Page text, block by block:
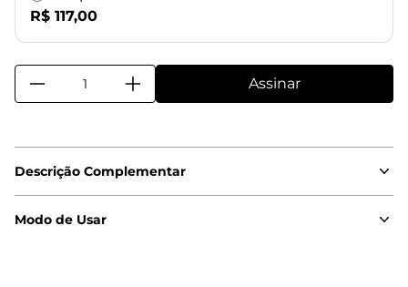
R$ 117,00
Assinar
Combo Água
Descrição Complementar
Modo de Usar